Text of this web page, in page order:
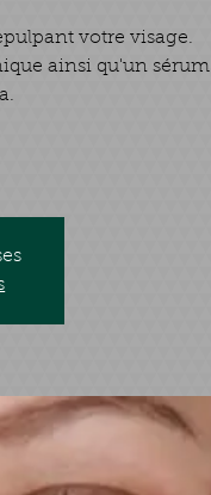
votre visage.
ainsi qu'un sérum